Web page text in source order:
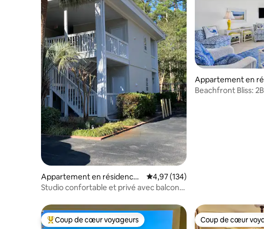
Appartement en résidence ⋅
Myrtle Beach
Évaluation moyenne sur la base
4,97 (134)
Studio confortable et privé avec balcon
Appartement en
Myrtle Beach
Beachfront Bliss:
Coups de cœur voyageurs les plus appréciés
Coup de cœur voyageurs Coup de cœur
Coup de cœur